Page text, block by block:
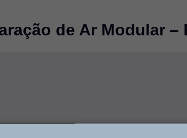
de Ar Modular –